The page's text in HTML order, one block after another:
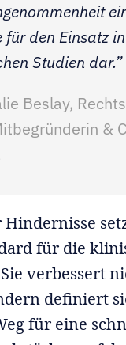
für den Einsatz in
Studien dar.”
Beslay,
&
Hindernisse
für die
verbessert
definiert
für eine